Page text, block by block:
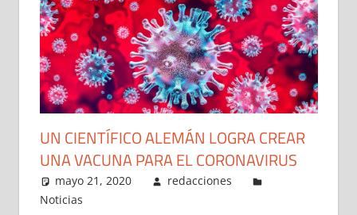
UN CIENTÍFICO ALEMÁN LOGRA CREAR
UNA VACUNA PARA EL CORONAVIRUS
mayo 21, 2020
redacciones
Noticias